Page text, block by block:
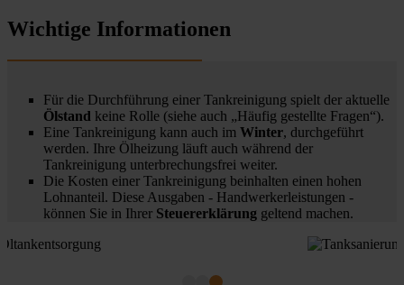
Wichtige Informationen
Für die Durchführung einer Tankreinigung spielt der aktuelle
Ölstand keine Rolle (siehe auch „Häufig gestellte Fragen“).
Eine Tankreinigung kann auch im Winter, durchgeführt
werden. Ihre Ölheizung läuft auch während der
Tankreinigung unterbrechungsfrei weiter.
Die Kosten einer Tankreinigung beinhalten einen hohen
Lohnanteil. Diese Ausgaben - Handwerkerleistungen -
können Sie in Ihrer Steuererklärung geltend machen.